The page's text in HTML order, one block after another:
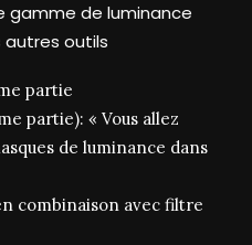
gamme de luminance
autres outils
partie
partie): « Vous allez
de luminance dans
combinaison avec filtre